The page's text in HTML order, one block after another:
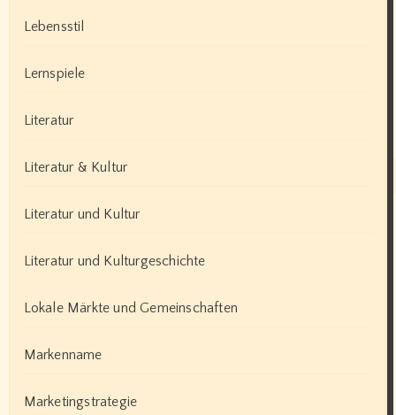
Lebensstil
Lernspiele
Literatur
Literatur & Kultur
Literatur und Kultur
Literatur und Kulturgeschichte
Lokale Märkte und Gemeinschaften
Markenname
Marketingstrategie